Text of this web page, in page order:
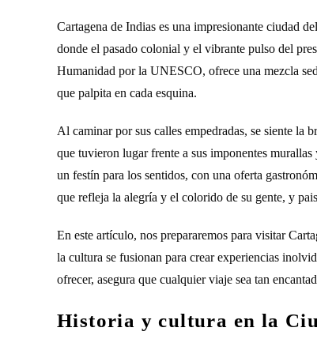
Cartagena de Indias es una impresionante ciudad
donde el pasado colonial y el vibrante pulso del
Humanidad por la UNESCO, ofrece una mezcla
que palpita en cada esquina.
Al caminar por sus calles empedradas, se siente la
que tuvieron lugar frente a sus imponentes
un festín para los sentidos, con una oferta
que refleja la alegría y el colorido de su gente, y
En este artículo, nos prepararemos para visitar
la cultura se fusionan para crear experiencias
ofrecer, asegura que cualquier viaje sea tan
Historia y cultura en la